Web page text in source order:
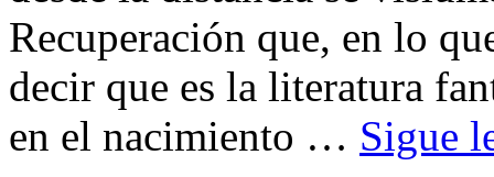
Recuperación que, en lo
decir que es la literatura
en el nacimiento … Sigue